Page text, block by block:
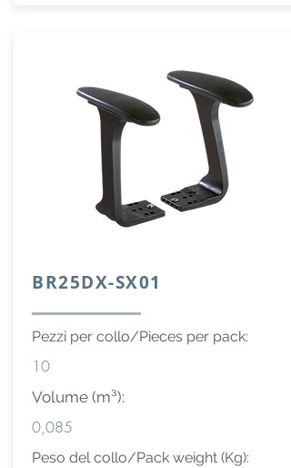
BR25DX-SX01
Pezzi per collo/Pieces per pack:
10
Volume (m³):
0,085
Peso del collo/Pack weight (Kg):